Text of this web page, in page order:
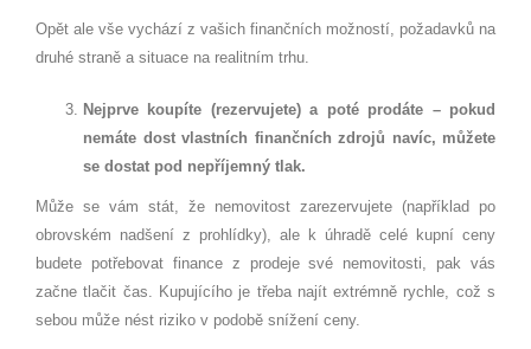
Opět ale vše vychází z vašich finančních možností, požadavků na
druhé straně a situace na realitním trhu.
Nejprve koupíte (rezervujete) a poté prodáte – pokud
nemáte dost vlastních finančních zdrojů navíc, můžete
se dostat pod nepříjemný tlak.
Může se vám stát, že nemovitost zarezervujete (například po
obrovském nadšení z prohlídky), ale k úhradě celé kupní ceny
budete potřebovat finance z prodeje své nemovitosti, pak vás
začne tlačit čas. Kupujícího je třeba najít extrémně rychle, což s
sebou může nést riziko v podobě snížení ceny.